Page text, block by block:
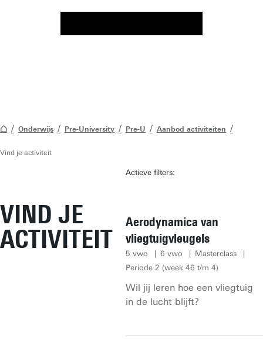
Onderwijs Pre-University Pre-U Aanbod activiteiten
Vind je activiteit
VIND JE
ACTIVITEIT
Actieve filters:
Aerodynamica van
vliegtuigvleugels
5 vwo 6 vwo
Masterclass
Periode 2 (week 46 t/m 4)
Wil jij leren hoe een vliegtuig
in de lucht blijft?